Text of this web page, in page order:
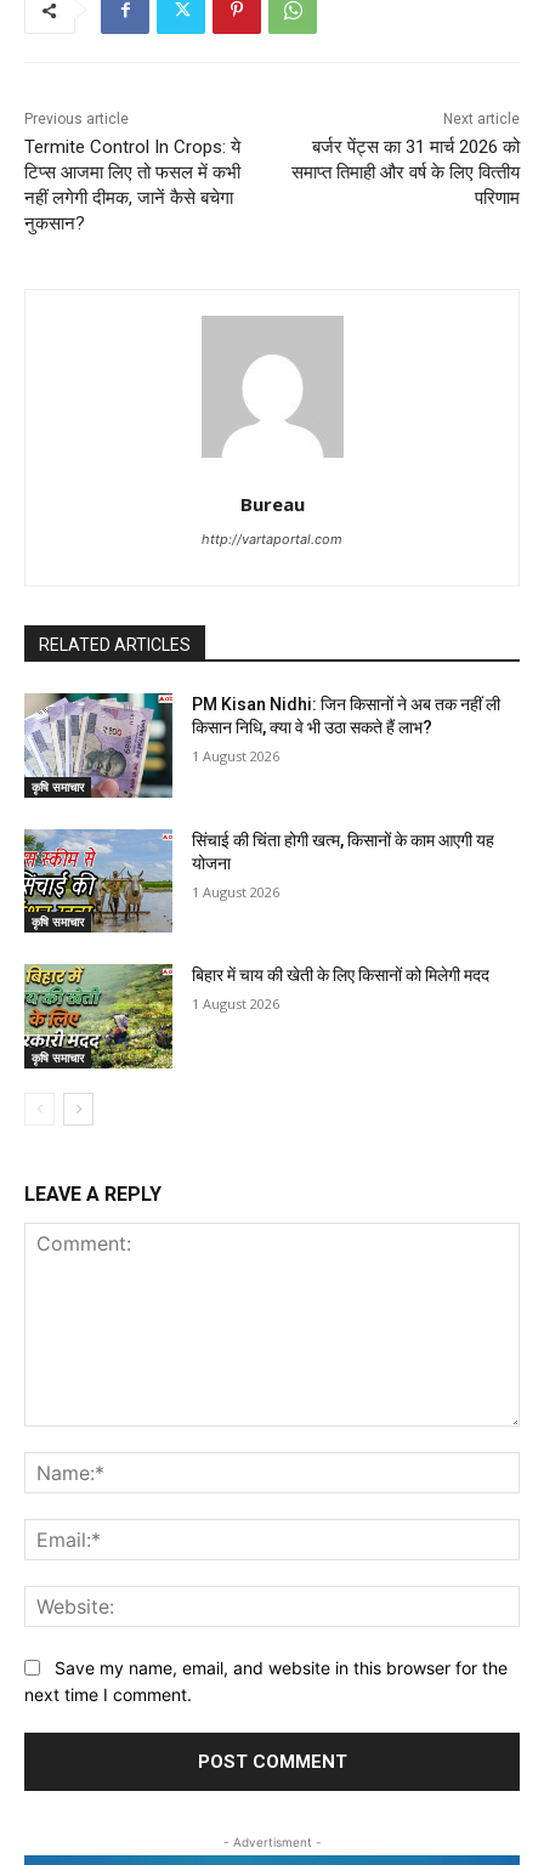
Previous article
Termite Control In Crops: ये
टिप्स आजमा लिए तो फसल में कभी
नहीं लगेगी दीमक, जानें कैसे बचेगा
नुकसान?
Next article
बर्जर पेंट्स का 31 मार्च 2026 को
समाप्‍त तिमाही और वर्ष के लिए वित्‍तीय
परिणाम
Bureau
http://vartaportal.com
RELATED ARTICLES
कृषि समाचार
PM Kisan Nidhi: जिन किसानों ने अब तक नहीं ली
किसान निधि, क्या वे भी उठा सकते हैं लाभ?
1 August 2026
कृषि समाचार
सिंचाई की चिंता होगी खत्म, किसानों के काम आएगी यह
योजना
1 August 2026
कृषि समाचार
बिहार में चाय की खेती के लिए किसानों को मिलेगी मदद
1 August 2026
LEAVE A REPLY
Save my name, email, and website in this browser for the
next time I comment.
- Advertisment -